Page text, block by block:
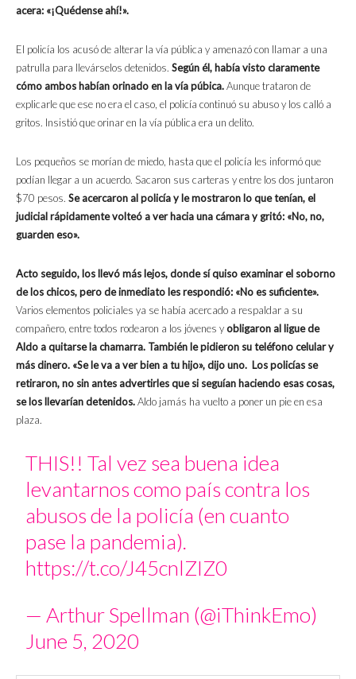
acera: «¡Quédense ahí!».
El policía los acusó de alterar la vía pública y amenazó con llamar a una
patrulla para llevárselos detenidos. Según él, había visto claramente
cómo ambos habían orinado en la vía púbica.Aunque trataron de
explicarle que ese no era el caso, el policía continuó su abuso y los calló a
gritos. Insistió que orinar en la vía pública era un delito.
Los pequeños se morían de miedo, hasta que el policía les informó que
podían llegar a un acuerdo. Sacaron sus carteras y entre los dos juntaron
$70 pesos. Se acercaron al policía y le mostraron lo que tenían, el
judicial rápidamente volteó a ver hacia una cámara y gritó: «No, no,
guarden eso».
Acto seguido, los llevó más lejos, donde sí quiso examinar el soborno
de los chicos, pero de inmediato les respondió: «No es suficiente».
Varios elementos policiales ya se había acercado a respaldar a su
compañero, entre todos rodearon a los jóvenes yobligaron al ligue de
Aldo a quitarse la chamarra. También le pidieron su teléfono celular y
más dinero. «Se le va a ver bien a tu hijo», dijo uno. Los policías se
retiraron, no sin antes advertirles que si seguían haciendo esas cosas,
se los llevarían detenidos.Aldo jamás ha vuelto a poner un pie en esa
plaza.
THIS!! Tal vez sea buena idea
levantarnos como país contra los
abusos de la policía (en cuanto
pase la pandemia).
https://t.co/J45cnlZIZ0
— Arthur Spellman (@iThinkEmo)
June 5, 2020